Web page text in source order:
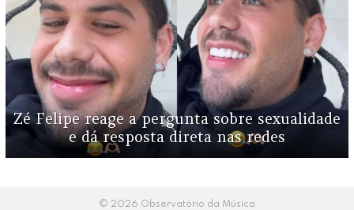
Zé Felipe reage a pergunta sobre sexualidade
e dá resposta direta nas redes
© 2026 Observatório da Música